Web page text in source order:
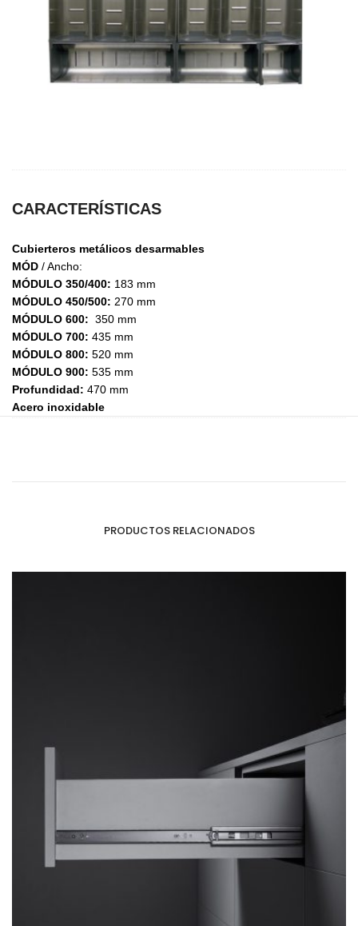
CARACTERÍSTICAS
Cubierteros metálicos desarmables
MÓD / Ancho:
MÓDULO 350/400: 183 mm
MÓDULO 450/500: 270 mm
MÓDULO 600: 350 mm
MÓDULO 700: 435 mm
MÓDULO 800: 520 mm
MÓDULO 900: 535 mm
Profundidad: 470 mm
Acero inoxidable
PRODUCTOS RELACIONADOS